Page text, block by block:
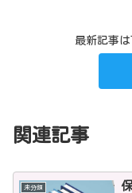
最新記事
関連記事
未分類